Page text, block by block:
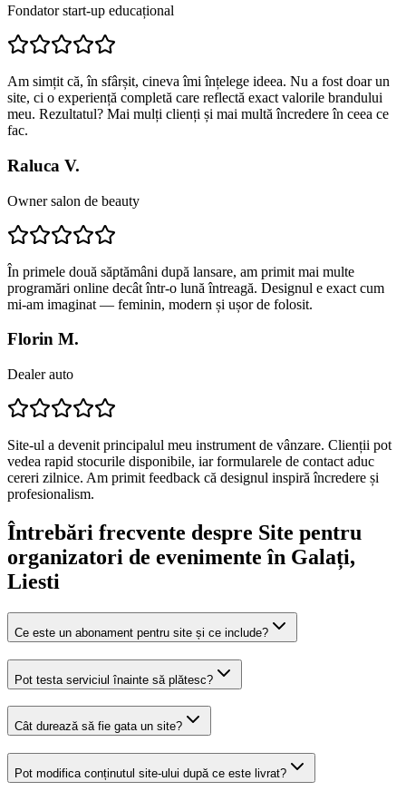
Fondator start-up educațional
Am simțit că, în sfârșit, cineva îmi înțelege ideea. Nu a fost doar un
site, ci o experiență completă care reflectă exact valorile brandului
meu. Rezultatul? Mai mulți clienți și mai multă încredere în ceea ce
fac.
Raluca V.
Owner salon de beauty
În primele două săptămâni după lansare, am primit mai multe
programări online decât într-o lună întreagă. Designul e exact cum
mi-am imaginat — feminin, modern și ușor de folosit.
Florin M.
Dealer auto
Site-ul a devenit principalul meu instrument de vânzare. Clienții pot
vedea rapid stocurile disponibile, iar formularele de contact aduc
cereri zilnice. Am primit feedback că designul inspiră încredere și
profesionalism.
Întrebări frecvente despre Site pentru
organizatori de evenimente în Galați,
Liesti
Ce este un abonament pentru site și ce include?
Pot testa serviciul înainte să plătesc?
Cât durează să fie gata un site?
Pot modifica conținutul site-ului după ce este livrat?